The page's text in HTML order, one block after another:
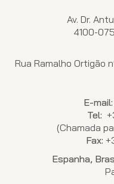
Av. Dr.
4100-
Rua Ramalho Ortigão
E-mail:
Tel:
(Chamada
Fax:
Espanha,